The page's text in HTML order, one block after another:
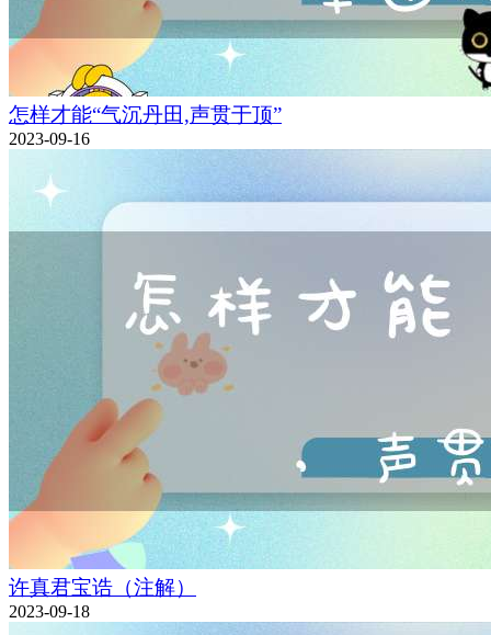
怎样才能“气沉丹田,声贯于顶”
2023-09-16
许真君宝诰（注解）
2023-09-18